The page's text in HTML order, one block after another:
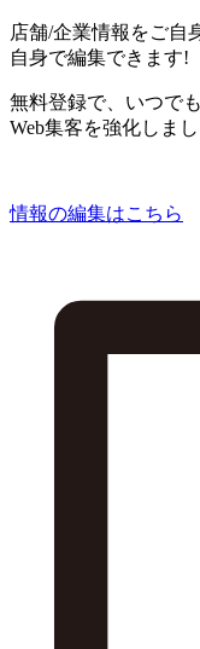
店舗/企業情報をご自
自身で編集できます!
無料登録で、いつで
Web集客を強化しまし
情報の編集はこちら